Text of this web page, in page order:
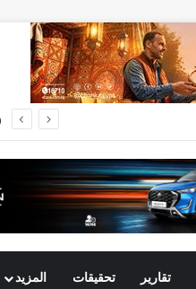
تقارير تحقيقات المزيد